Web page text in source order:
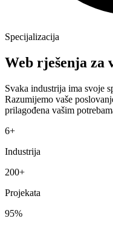
Specijalizacija
Web rješenja za
Svaka industrija ima svoje
Razumijemo vaše
prilagođena vašim
6+
Industrija
200+
Projekata
95%